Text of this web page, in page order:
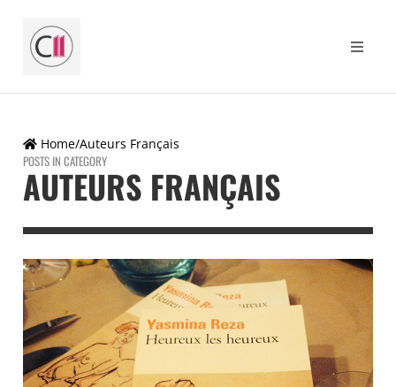
Home/Auteurs Français
POSTS IN CATEGORY
AUTEURS FRANÇAIS